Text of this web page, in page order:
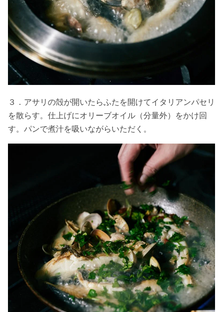
３．アサリの殻が開いたらふたを開けてイタリアンパセリ
を散らす。仕上げにオリーブオイル（分量外）をかけ回
す。パンで煮汁を吸いながらいただく。